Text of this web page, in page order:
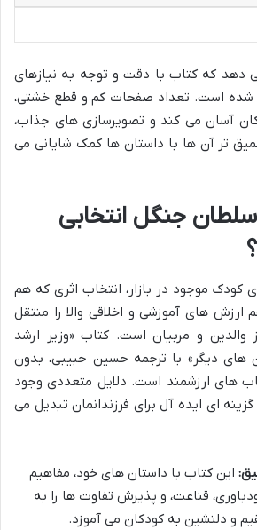
که کتاب با دقت و توجه به نیازهای
است. تعداد صفحات کم و قطع خشتی،
آسان می کند و تصویرسازی های جذاب،
تر آن ها با داستان ها کمک شایانی می
سلطان جنگل انتخابی
کودک موجود در بازار، انتخاب اثری که هم
ارزش های آموزشی و اخلاقی والا را منتقل
والدین و مربیان است. کتاب «وزیر ارشد
های دیگر» با ترجمه حسین حبیبی، بدون
های ارزشمند است. دلایل متعددی وجود
ای ایده آل برای فرزندانمان تبدیل می
این کتاب با داستان های خود، مفاهیم
قناعت، و پذیرش تفاوت ها را به
و دلنشین به کودکان می آموزد.